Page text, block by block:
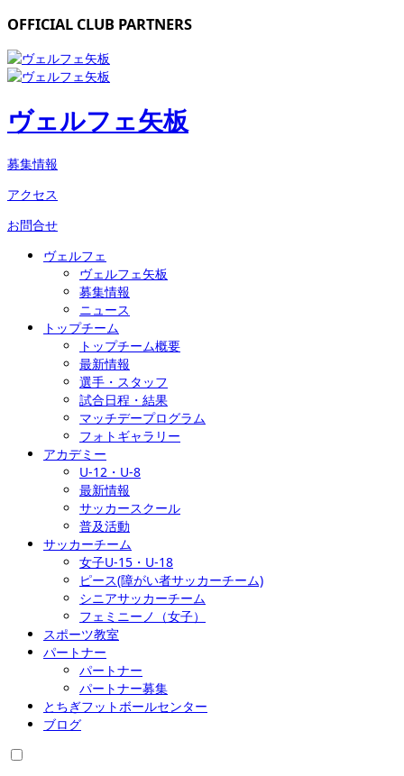
OFFICIAL CLUB PARTNERS
ヴェルフェ矢板
募集情報
アクセス
お問合せ
ヴェルフェ
ヴェルフェ矢板
募集情報
ニュース
トップチーム
トップチーム概要
最新情報
選手・スタッフ
試合日程・結果
マッチデープログラム
フォトギャラリー
アカデミー
U-12・U-8
最新情報
サッカースクール
普及活動
サッカーチーム
女子U-15・U-18
ピース(障がい者サッカーチーム)
シニアサッカーチーム
フェミニーノ（女子）
スポーツ教室
パートナー
パートナー
パートナー募集
とちぎフットボールセンター
ブログ